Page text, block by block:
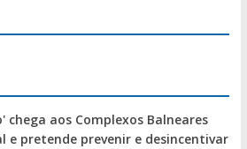
chega aos Complexos Balneares
e pretende prevenir e desincentivar